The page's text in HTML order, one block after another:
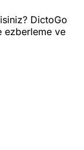
DictoGo
ezberleme ve